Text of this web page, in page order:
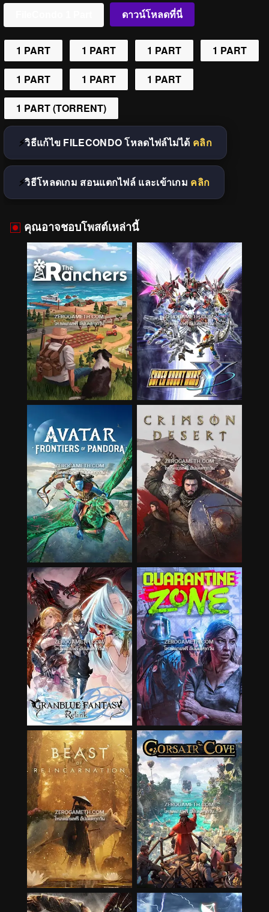
ดาวน์โหลดที่นี่
1 PART 1 PART 1 PART 1 PART
1 PART 1 PART 1 PART
1 PART (TORRENT)
วิธีแก้ไข FILECONDO โหลดไฟล์ไม่ได้ คลิก
วิธีโหลดเกม สอนแตกไฟล์ และเข้าเกม คลิก
คุณอาจชอบโพสต์เหล่านี้